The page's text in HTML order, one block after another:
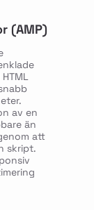
(AMP)
av en
än
att
skript.